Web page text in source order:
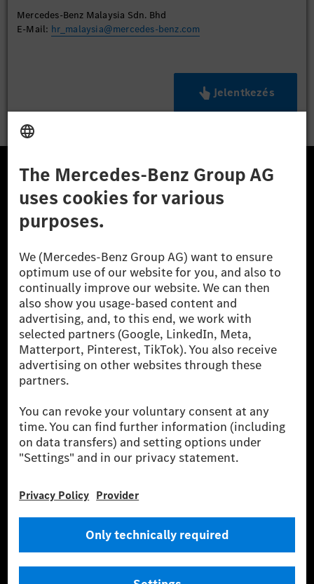
Mercedes-Benz Malaysia Sdn. Bhd
E-Mail: hr_malaysia@mercedes-benz.com
Jelentkezés
A Mercedes-Benz Csoport
A Mercedes-Benz Group AG (korábbi Daimler AG) a
Mercedes-Benz AG-val együtt a prémium és
luxusautók, valamint kishaszonjárművek vezető
globális szállítói vagyunk. A Mercedes-Benz Mobility
AG finanszírozást, lízinget, autó előfizetést és
autókölcsönzést, flottakezelést, digitális
szolgáltatásokat a töltéshez és fizetéshez,
biztosításközvetítést, valamint innovatív mobilitási
szolgáltatásokat kínál.
Helyszínek
Jogi nyilatkozat